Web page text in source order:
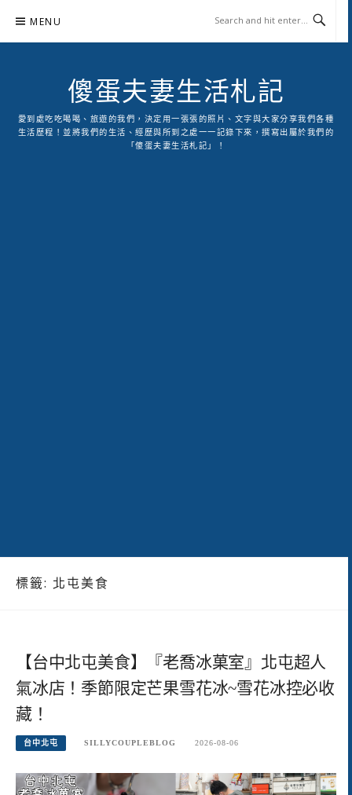
content
MENU
傻蛋夫妻生活札記
愛到處吃吃喝喝、旅遊的我們，決定用一張張的照片、文字與大家分享我們各種
生活歷程！並將我們的生活、經歷與所到之處一一記錄下來，撰寫出屬於我們的
「傻蛋夫妻生活札記」！
標籤: 北屯美食
【台中北屯美食】『老喬冰菓室』北屯超人
氣冰店！季節限定芒果雪花冰~雪花冰控必收
藏！
台中北屯 SILLYCOUPLEBLOG 2026-08-06